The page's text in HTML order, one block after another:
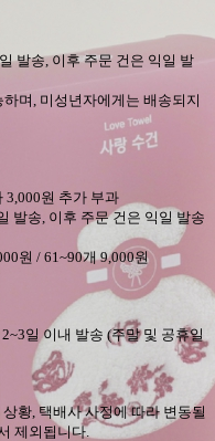
발송,이후 주문 건은 익일 발
하며 미성년자에게는 배송되지
3,000원 추가 부과
발송 이후 주문 건은 익일 발송
원 / 61~90개9,000원
2~3일 이내 발송 (주말 및 공휴일
상황 택배사 사정에 따라 변동될
제외됩니다.